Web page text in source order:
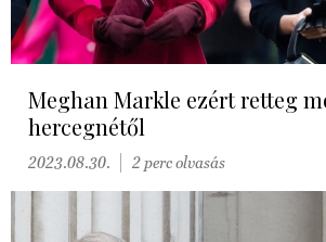
Meghan Markle ezért retteg
hercegnétől
2023.08.30. 2 perc olvasás